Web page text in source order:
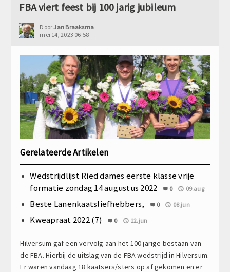
FBA viert feest bij 100 jarig jubileum
DoorJan Braaksma
mei 14, 2023 06:58
Gerelateerde Artikelen
Wedstrijdlijst Ried dames eerste klasse vrije
formatie zondag 14 augustus 2022
0 09.aug
Beste Lanenkaatsliefhebbers, 0 08.jun
Kweapraat 2022 (7) 0 12.jun
Hilversum gaf een vervolg aan het 100 jarige bestaan van
de FBA. Hierbij de uitslag van de FBA wedstrijd in Hilversum.
Er waren vandaag 18 kaatsers/sters op af gekomen en er